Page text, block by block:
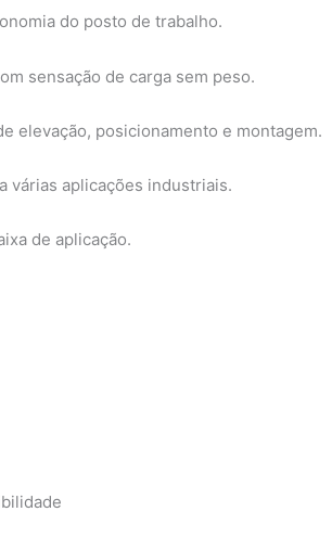
do posto de trabalho.
sensação de carga sem peso.
elevação, posicionamento e montagem.
várias aplicações industriais.
de aplicação.